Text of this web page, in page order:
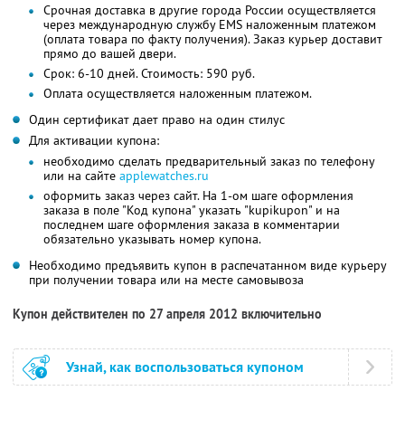
Срочная доставка в другие города России осуществляется
через международную службу EMS наложенным платежом
(оплата товара по факту получения). Заказ курьер доставит
прямо до вашей двери.
Срок: 6-10 дней. Стоимость: 590 руб.
Оплата осуществляется наложенным платежом.
Один сертификат дает право на один стилус
Для активации купона:
необходимо сделать предварительный заказ по телефону
или на сайте applewatches.ru
оформить заказ через сайт. На 1-ом шаге оформления
заказа в поле "Код купона" указать "kupikupon" и на
последнем шаге оформления заказа в комментарии
обязательно указывать номер купона.
Необходимо предъявить купон в распечатанном виде курьеру
при получении товара или на месте самовывоза
Купон действителен по 27 апреля 2012 включительно
Узнай, как воспользоваться купоном